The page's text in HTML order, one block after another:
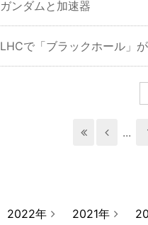
ガンダムと加速器
LHCで「ブラックホール」
...
2022年 2021年